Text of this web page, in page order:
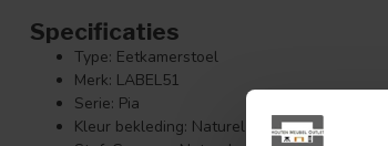
Specificaties
Type: Eetkamerstoel
Merk: LABEL51
Serie: Pia
Kleur bekleding: Naturel